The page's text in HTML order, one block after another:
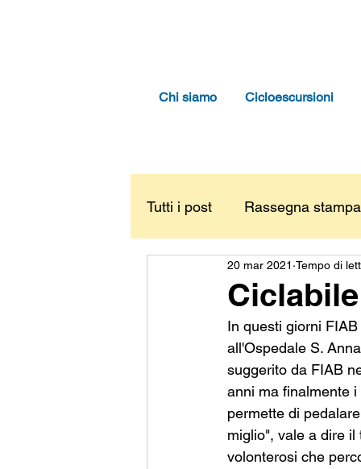
Chi siamo Cicloescursioni
Tutti i post Rassegna stampa
20 mar 2021 Tempo di
In questi giorni
all'Ospedale S.
suggerito da FIAB
anni ma finalmente
permette di
miglio", vale a dire
volonterosi che